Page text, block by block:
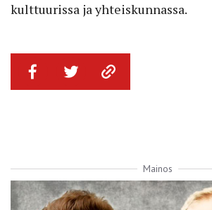
kulttuurissa ja yhteiskunnassa.
Mainos